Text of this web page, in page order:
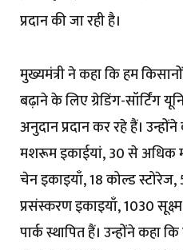
प्रदान की जा रही है।
मुख्यमंत्री ने कहा कि हम
बढ़ाने के लिए ग्रेडिंग-सॉर्टिंग
अनुदान प्रदान कर रहे हैं।
मशरूम इकाईयां, 30 से अधिक
चेन इकाइयाँ, 18 कोल्ड स्टोरेज,
प्रसंस्करण इकाइयाँ, 1030
पार्क स्थापित हैं। उन्होंने कहा